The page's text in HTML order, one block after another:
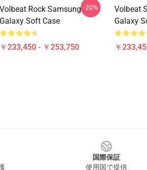
Volbeat Rock Samsung
Galaxy Soft Case
￥233,450 - ￥253,750
-20%
Volbeat
Galaxy
￥
国際保証
使用国で提供